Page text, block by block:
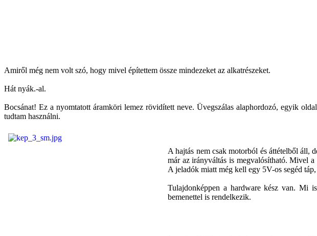
Amiről még nem volt szó, hogy mivel építettem össze mindezeket az alkatrészeket.
Hát nyák.-al.
Bocsánat! Ez a nyomtatott áramköri lemez rövidített neve. Üvegszálas alaphordozó, egyik
tudtam használni.
A hajtás nem csak motorból és áttételből áll,
már az irányváltás is megvalósítható. Mivel
A jeladók miatt még kell egy 5V-os segéd
Tulajdonképpen a hardware kész van. Mi
bemenettel is rendelkezik.